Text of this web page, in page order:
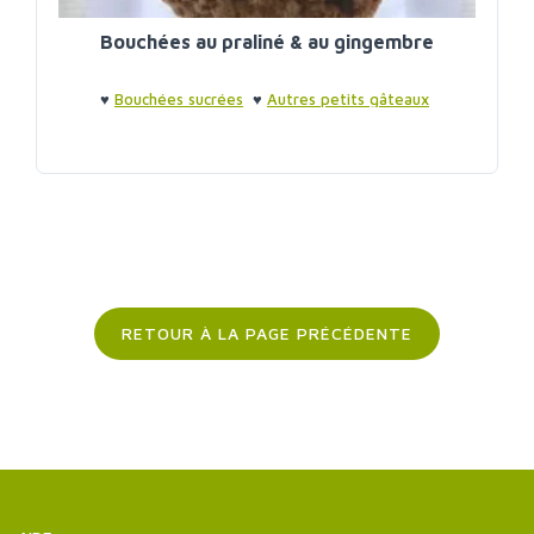
Bouchées au praliné & au gingembre
♥ Bouchées sucrées ♥ Autres petits gâteaux
RETOUR À LA PAGE PRÉCÉDENTE